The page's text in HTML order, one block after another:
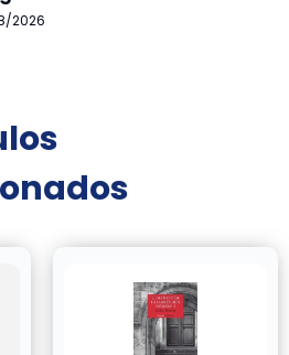
2026